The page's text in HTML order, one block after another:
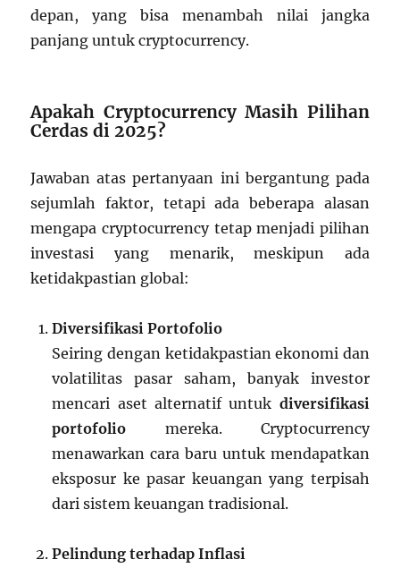
depan, yang bisa menambah nilai jangka
panjang untuk cryptocurrency.
Apakah Cryptocurrency Masih Pilihan
Cerdas di 2025?
Jawaban atas pertanyaan ini bergantung pada
sejumlah faktor, tetapi ada beberapa alasan
mengapa cryptocurrency tetap menjadi pilihan
investasi yang menarik, meskipun ada
ketidakpastian global:
Diversifikasi Portofolio
Seiring dengan ketidakpastian ekonomi dan
volatilitas pasar saham, banyak investor
mencari aset alternatif untuk diversifikasi
portofolio mereka. Cryptocurrency
menawarkan cara baru untuk mendapatkan
eksposur ke pasar keuangan yang terpisah
dari sistem keuangan tradisional.
Pelindung terhadap Inflasi